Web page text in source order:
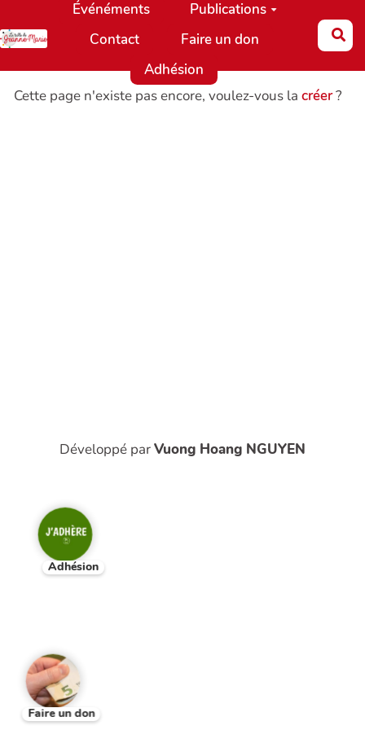
Aller au contenu principal
Événéments
Publications
Contact
Faire un don
Adhésion
Cette page n'existe pas encore, voulez-vous la créer?
Développé parVuong Hoang NGUYEN
Adhésion
Faire un don